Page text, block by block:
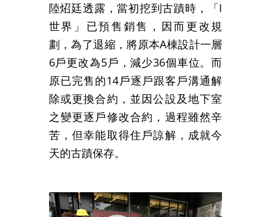
陸炤廷透露，當初挖到古蹟時，「I
世界」已預售銷售，因而更改規
劃，為了退縮，將原本A棟設計一層
6戶更改為5戶，減少36個車位。而
原已完售的14戶逐戶跟客戶溝通解
除或更換合約，並因公設及地下室
之變更逐戶修改合約，過程雖然辛
苦，但幸能取得住戶諒解，成就今
天的古蹟保存。